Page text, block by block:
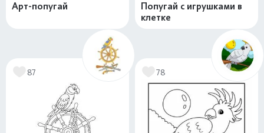
Арт-попугай
Попугай с игрушками в
клетке
87 78